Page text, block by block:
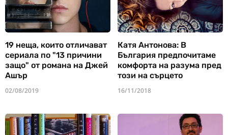
19 неща, които отличават
сериала по "13 причини
защо" от романа на Джей
Ашър
02/08/2019
Катя Антонова: В
България предпочитаме
комфорта на разума пред
този на сърцето
16/11/2018